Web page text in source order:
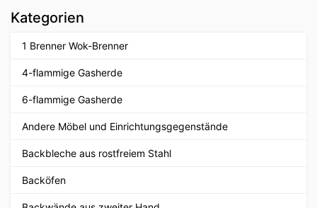
Kategorien
1 Brenner Wok-Brenner
4-flammige Gasherde
6-flammige Gasherde
Andere Möbel und Einrichtungsgegenstände
Backbleche aus rostfreiem Stahl
Backöfen